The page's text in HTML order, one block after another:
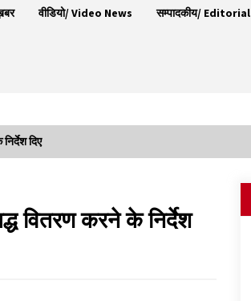
वीडियो/ Video News सम्पादकीय/ Editorial
दिए
वितरण करने के निर्देश